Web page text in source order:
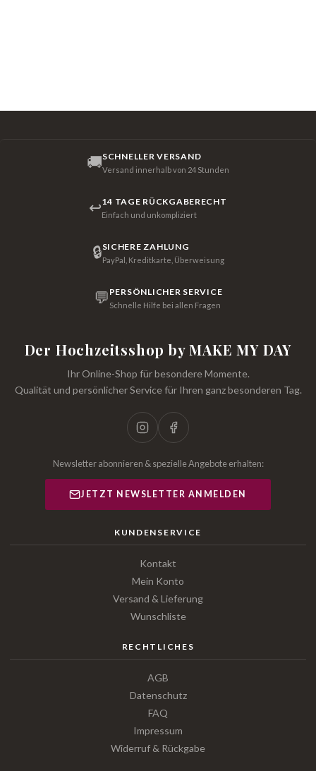
🚚SCHNELLER VERSAND
Versand innerhalb von 24 Stunden
↩14 TAGE RÜCKGABERECHT
Einfach und unkompliziert
🔒SICHERE ZAHLUNG
PayPal, Kreditkarte, Überweisung
💬 PERSÖNLICHER SERVICE
Schnelle Hilfe bei allen Fragen
Der Hochzeitsshop by MAKE MY DAY
Ihr Online-Shop für besondere Momente.
Qualität und persönlicher Service für Ihren ganz besonderen Tag.
Newsletter abonnieren & spezielle Angebote erhalten:
JETZT NEWSLETTER ANMELDEN
KUNDENSERVICE
Kontakt
Mein Konto
Versand & Lieferung
Wunschliste
RECHTLICHES
AGB
Datenschutz
FAQ
Impressum
Widerruf & Rückgabe